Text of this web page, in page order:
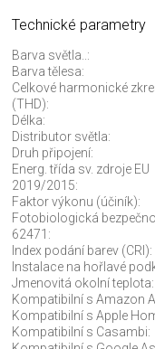
Technické parametry
Barva světla..:
Barva tělesa:
Celkové harmonické
(THD):
Délka:
Distributor světla:
Druh připojení:
Energ. třída sv. zdroje EU
2019/2015:
Faktor výkonu (účiník):
Fotobiologická
62471:
Index podání barev (CRI):
Instalace na hořlavé
Jmenovitá okolní teplota:
Kompatibilní s Amazon
Kompatibilní s Apple
Kompatibilní s Casambi: